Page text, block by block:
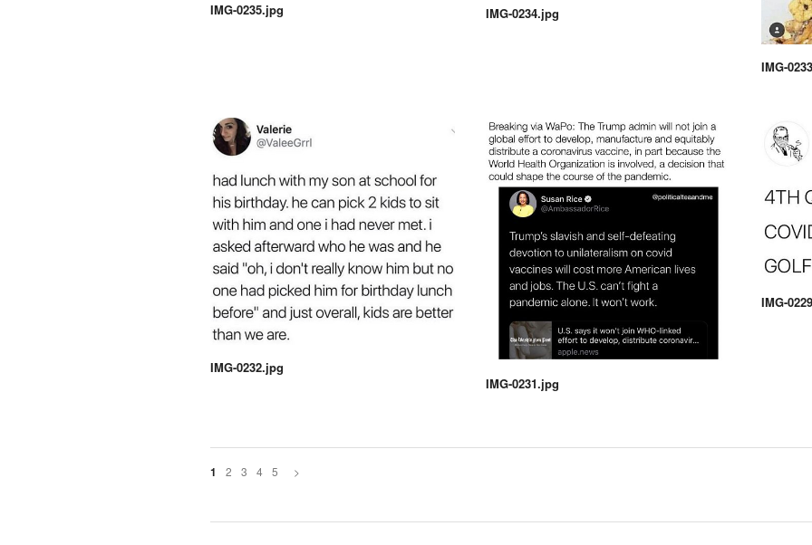
IMG-0235.jpg IMG-0234.jpg
IMG-
IMG-0232.jpg
IMG-0231.jpg
IMG-
1 2 3 4 5 >